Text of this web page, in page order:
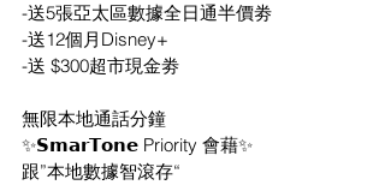
-送5張亞太區數據全日通半價劵
-送12個月Disney+
-送 $300超市現金劵
無限本地通話分鐘
✨𝗦𝗺𝗮𝗿𝗧𝗼𝗻𝗲 Priority 會藉✨
跟”本地數據智滾存“